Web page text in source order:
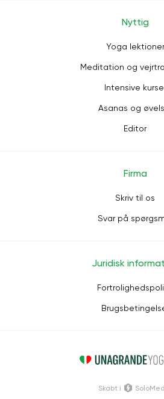
Nyttig
Yoga lektioner
Meditation og
Intensive
Asanas og
Editor
Firma
Skriv til os
Svar på
Juridisk
Skabt i